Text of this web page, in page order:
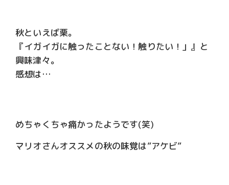
秋といえば栗。
『イガイガに触ったことない！触りたい！」』と
興味津々。
感想は…
めちゃくちゃ痛かったようです(笑)
マリオさんオススメの秋の味覚は”アケビ”